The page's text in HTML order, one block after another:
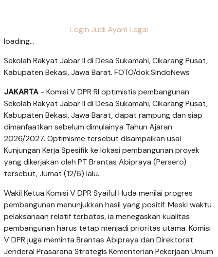
Login Judi Ayam Legal
loading...
Sekolah Rakyat Jabar II di Desa Sukamahi, Cikarang Pusat,
Kabupaten Bekasi, Jawa Barat. FOTO/dok.SindoNews
JAKARTA - Komisi V DPR RI optimistis pembangunan
Sekolah Rakyat Jabar II di Desa Sukamahi, Cikarang Pusat,
Kabupaten Bekasi, Jawa Barat, dapat rampung dan siap
dimanfaatkan sebelum dimulainya Tahun Ajaran
2026/2027. Optimisme tersebut disampaikan usai
Kunjungan Kerja Spesifik ke lokasi pembangunan proyek
yang dikerjakan oleh PT Brantas Abipraya (Persero)
tersebut, Jumat (12/6) lalu.
Wakil Ketua Komisi V DPR Syaiful Huda menilai progres
pembangunan menunjukkan hasil yang positif. Meski waktu
pelaksanaan relatif terbatas, ia menegaskan kualitas
pembangunan harus tetap menjadi prioritas utama. Komisi
V DPR juga meminta Brantas Abipraya dan Direktorat
Jenderal Prasarana Strategis Kementerian Pekerjaan Umum